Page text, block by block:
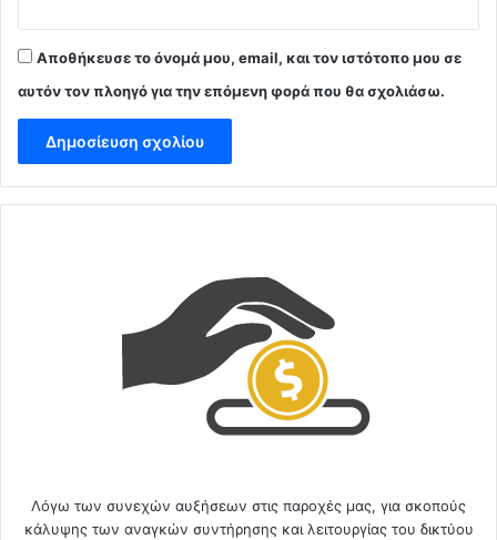
Αποθήκευσε το όνομά μου, email, και τον ιστότοπο μου σε
αυτόν τον πλοηγό για την επόμενη φορά που θα σχολιάσω.
Λόγω των συνεχών αυξήσεων στις παροχές μας, για σκοπούς
κάλυψης των αναγκών συντήρησης και λειτουργίας του δικτύου